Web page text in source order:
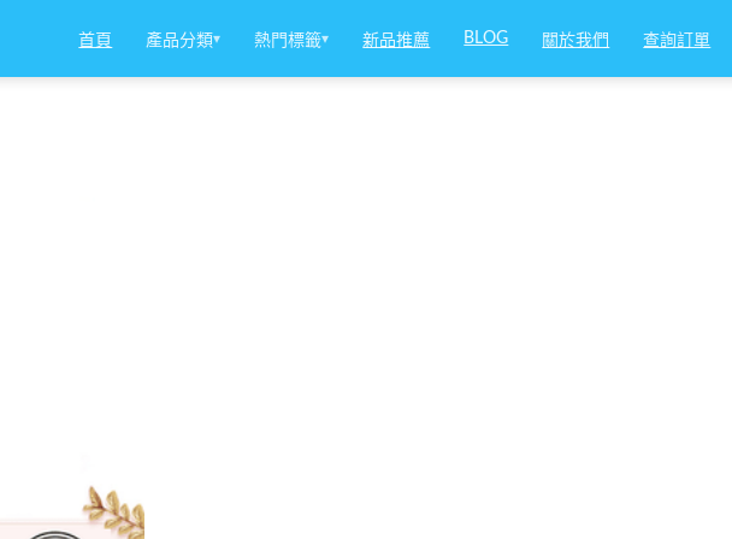
首頁 產品分類▾ 熱門標籤▾ 新品推薦 BLOG 關於我們 查詢訂單